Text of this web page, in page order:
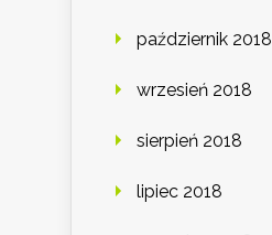
październik 2018
wrzesień 2018
sierpień 2018
lipiec 2018